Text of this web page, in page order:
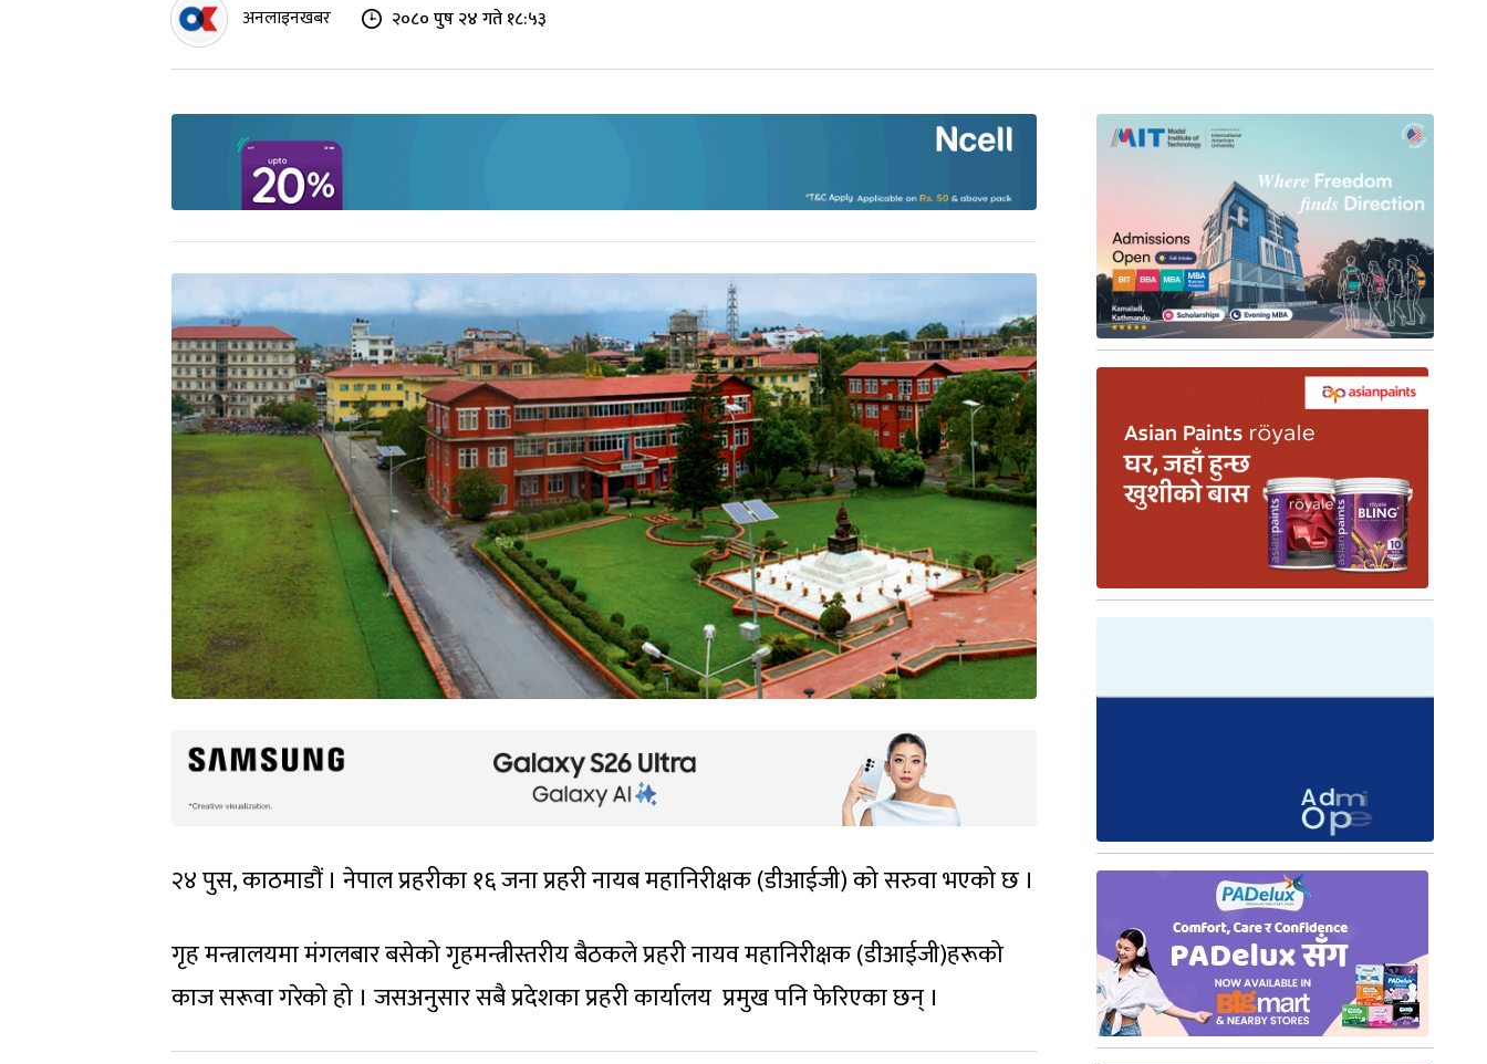
अनलाइनखबर २०८० पुष २४ गते १८:५३
२४ पुस, काठमाडौं । नेपाल प्रहरीका १६ जना प्रहरी नायब महानिरीक्षक (डीआईजी) को सरुवा भएको छ ।
गृह मन्त्रालयमा मंगलबार बसेको गृहमन्त्रीस्तरीय बैठकले प्रहरी नायव महानिरीक्षक (डीआईजी)हरूको
काज सरूवा गरेको हो । जसअनुसार सबै प्रदेशका प्रहरी कार्यालय प्रमुख पनि फेरिएका छन् ।